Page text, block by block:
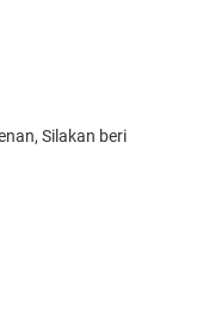
Silakan beri